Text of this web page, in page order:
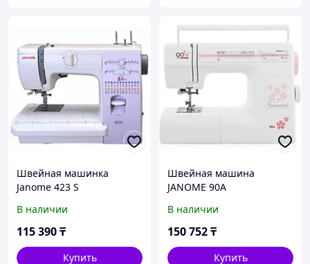
Швейная машинка
Janome 423 S
В наличии
115 390₸
Купить
Швейная машина
JANOME 90A
В наличии
150 752₸
Купить